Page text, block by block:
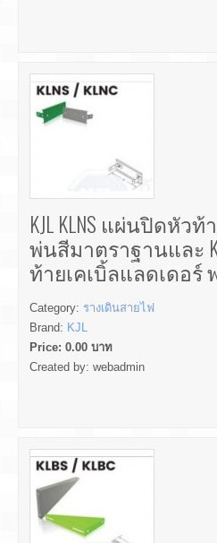
KJL KLNS แผ่นปิดหัว
พ่นสีมาตราฐานและ
ท้ายเคเบิ้ลแลดเดอร์
Category: รางเดินสายไฟ
Brand: KJL
Price: 0.00 บาท
Created by: webadmin